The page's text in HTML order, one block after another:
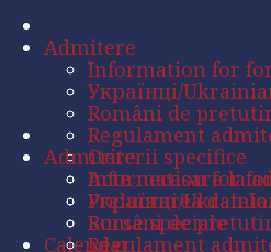
Admitere
Information for
Українці/
Români de
Regulament
Criterii specifice
Acte necesare la
Prelucrarea
Burse speciale
Calendar
Admitere
Information for
Українці/
Români de
Regulament